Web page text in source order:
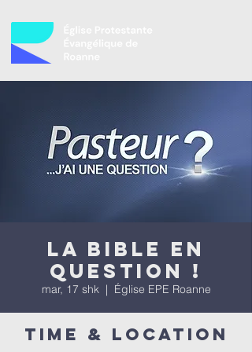
La bible en
question !
mar, 17 shk
  |
Église EPE Roanne
Time & Location